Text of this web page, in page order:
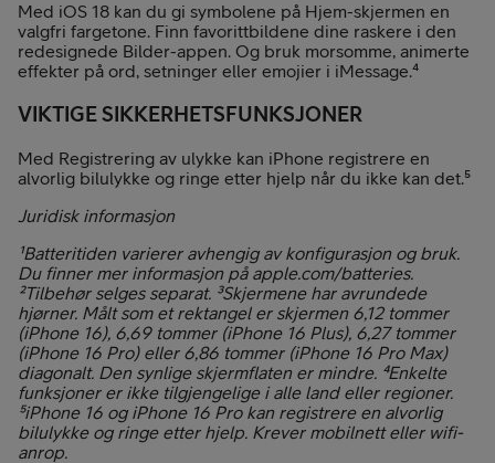
Med iOS 18 kan du gi symbolene på Hjem-skjermen en
valgfri fargetone. Finn favorittbildene dine raskere i den
redesignede Bilder-appen. Og bruk morsomme, animerte
effekter på ord, setninger eller emojier i iMessage.⁴
VIKTIGE SIKKERHETSFUNKSJONER
Med Registrering av ulykke kan iPhone registrere en
alvorlig bilulykke og ringe etter hjelp når du ikke kan det.⁵
Juridisk informasjon
¹Batteritiden varierer avhengig av konfigurasjon og bruk.
Du finner mer informasjon på apple.com/batteries.
²Tilbehør selges separat. ³Skjermene har avrundede
hjørner. Målt som et rektangel er skjermen 6,12 tommer
(iPhone 16), 6,69 tommer (iPhone 16 Plus), 6,27 tommer
(iPhone 16 Pro) eller 6,86 tommer (iPhone 16 Pro Max)
diagonalt. Den synlige skjermflaten er mindre. ⁴Enkelte
funksjoner er ikke tilgjengelige i alle land eller regioner.
⁵iPhone 16 og iPhone 16 Pro kan registrere en alvorlig
bilulykke og ringe etter hjelp. Krever mobilnett eller wifi-
anrop.